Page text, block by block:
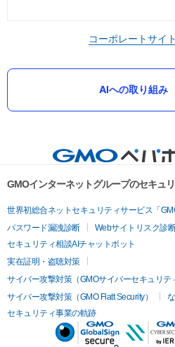
コーポレートサイト
AIへの取り組み
GMOインターネットグループのセキュ
世界初総合ネットセキュリティサービス「
パスワード漏洩診断
Webサイトリスク診断
セキュリティ相談AIチャットボット
実在証明・盗聴対策
サイバー攻撃対策（GMOサイバーセキュリテ
サイバー攻撃対策（GMO Flatt Security）
セキュリティ事業の軌跡